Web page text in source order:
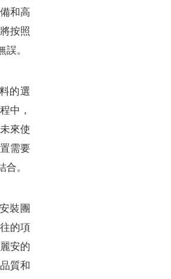
和高
按照
。
的選
中，
來使
需要
。
裝團
的項
安的
質和